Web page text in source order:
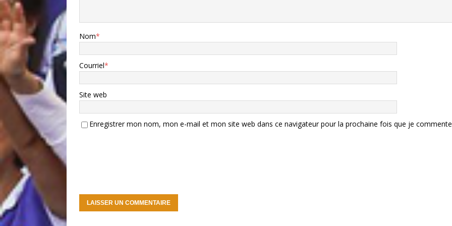
Nom*
Courriel*
Site web
Enregistrer mon nom, mon e-mail et mon site web dans ce navigateur pour la prochaine fois que je